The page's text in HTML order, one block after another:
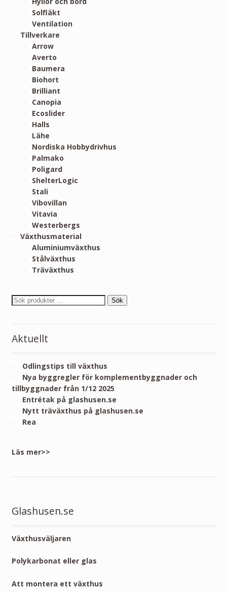
Solfläkt
Ventilation
Tillverkare
Arrow
Averto
Baumera
Biohort
Brilliant
Canopia
Ecoslider
Halls
Lähe
Nordiska Hobbydrivhus
Palmako
Poligard
ShelterLogic
Stali
Vibovillan
Vitavia
Westerbergs
Växthusmaterial
Aluminiumväxthus
Stålväxthus
Träväxthus
Sök
Aktuellt
Odlingstips till växthus
Nya byggregler för komplementbyggnader och
tillbyggnader från 1/12 2025
Entrétak på glashusen.se
Nytt träväxthus på glashusen.se
Rea
Läs mer>>
Glashusen.se
Växthusväljaren
Polykarbonat eller glas
Att montera ett växthus